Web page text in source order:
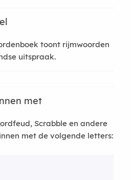
toont rijmwoorden
uitspraak.
met
Scrabble en andere
met de volgende letters: